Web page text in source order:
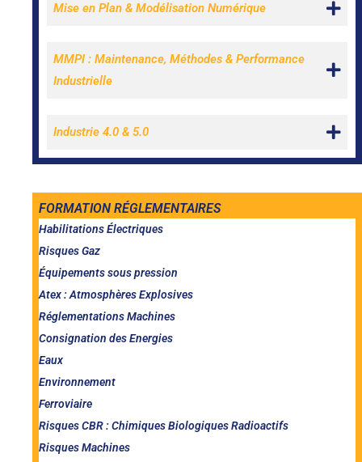
Mise en Plan & Modélisation Numérique
MMPI : Maintenance, Méthodes & Performance
Industrielle
Industrie 4.0 & 5.0
FORMATION RÉGLEMENTAIRES
Habilitations Électriques
Risques Gaz
Équipements sous pression
Atex : Atmosphères Explosives
Réglementations Machines
Consignation des Energies
Eaux
Environnement
Ferroviaire
Risques CBR : Chimiques Biologiques Radioactifs
Risques Machines